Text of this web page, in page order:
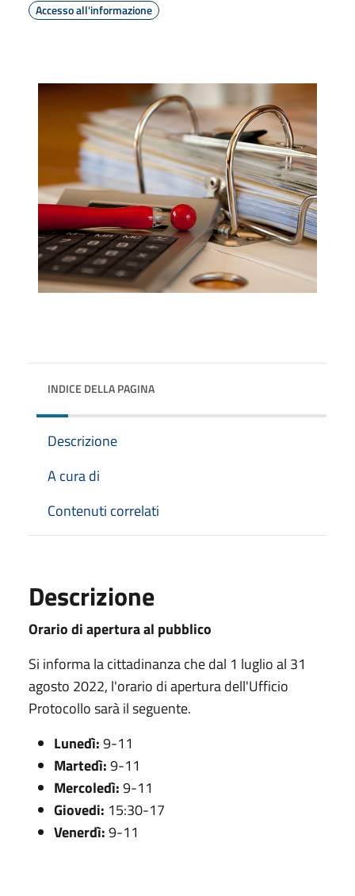
Accesso all'informazione
INDICE DELLA PAGINA
Descrizione
A cura di
Contenuti correlati
Descrizione
Orario di apertura al pubblico
Si informa la cittadinanza che dal 1 luglio al 31
agosto 2022, l'orario di apertura dell'Ufficio
Protocollo sarà il seguente.
Lunedì:9-11
Martedì:9-11
Mercoledì:9-11
Giovedi: 15:30-17
Venerdì:9-11